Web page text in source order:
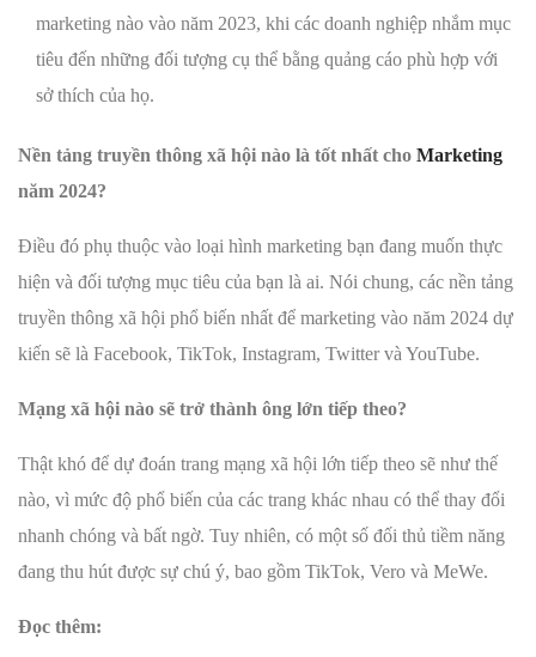
marketing nào vào năm 2023, khi các doanh nghiệp nhắm mục
tiêu đến những đối tượng cụ thể bằng quảng cáo phù hợp với
sở thích của họ.
Nền tảng truyền thông xã hội nào là tốt nhất cho Marketing
năm 2024?
Điều đó phụ thuộc vào loại hình marketing bạn đang muốn thực
hiện và đối tượng mục tiêu của bạn là ai. Nói chung, các nền tảng
truyền thông xã hội phổ biến nhất để marketing vào năm 2024 dự
kiến ​​​​sẽ là Facebook, TikTok, Instagram, Twitter và YouTube.
Mạng xã hội nào sẽ trở thành ông lớn tiếp theo?
Thật khó để dự đoán trang mạng xã hội lớn tiếp theo sẽ như thế
nào, vì mức độ phổ biến của các trang khác nhau có thể thay đổi
nhanh chóng và bất ngờ. Tuy nhiên, có một số đối thủ tiềm năng
đang thu hút được sự chú ý, bao gồm TikTok, Vero và MeWe.
Đọc thêm: